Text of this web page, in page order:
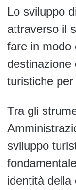
Lo sviluppo
attraverso il
fare in modo
destinazione
turistiche
Tra gli
sviluppo
identità della